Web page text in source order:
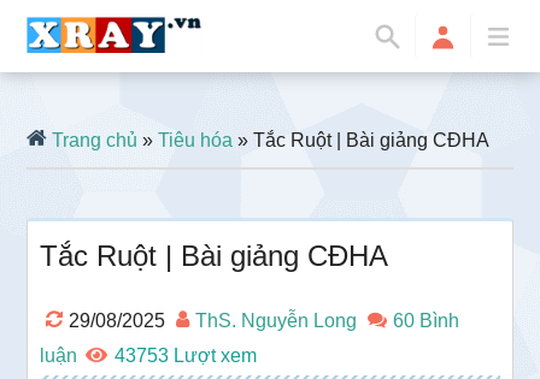
Trang chủ »Tiêu hóa » Tắc Ruột | Bài giảng CĐHA
Tắc Ruột | Bài giảng CĐHA
29/08/2025 ThS. Nguyễn Long
60 Bình
luận
43753